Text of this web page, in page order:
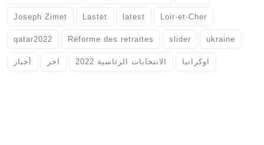
Joseph Zimet Lastet latest Loir-et-Cher
qatar2022 Réforme des retraites slider ukraine
أخبار اخر الانتخابات الرئاسية 2022 اوكرانيا